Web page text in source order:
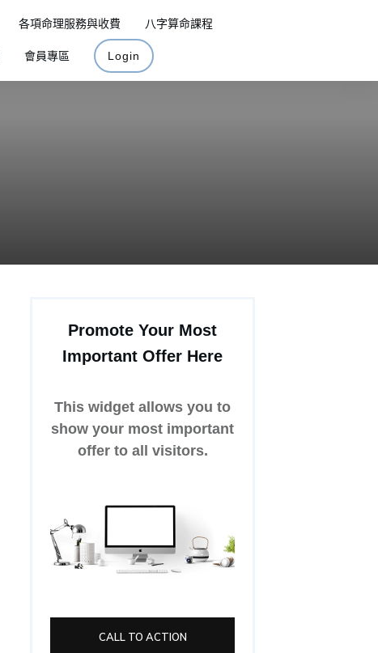
各項命理服務與收費 八字算命課程
會員專區 Login
Promote Your Most
Important Offer Here
This widget allows you to
show your most important
offer to all visitors.
CALL TO ACTION